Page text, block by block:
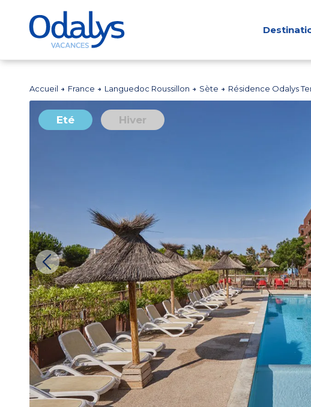
Accueil France Languedoc Roussillon Sète Résidence Odalys
Eté Hiver